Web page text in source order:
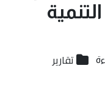
تقارير